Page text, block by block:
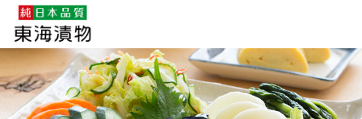
企業・採用情報 社会貢献 品質保証